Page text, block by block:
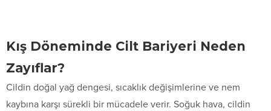
Kış Döneminde Cilt Bariyeri Neden
Zayıflar?
Cildin doğal yağ dengesi, sıcaklık değişimlerine ve nem
kaybına karşı sürekli bir mücadele verir. Soğuk hava, cildin